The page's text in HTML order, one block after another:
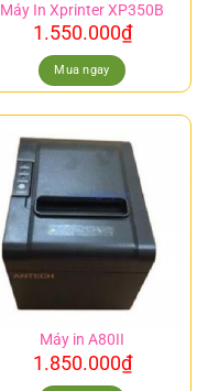
Máy In Xprinter XP350B
1.550.000₫
Mua ngay
Máy in A80II
1.850.000₫